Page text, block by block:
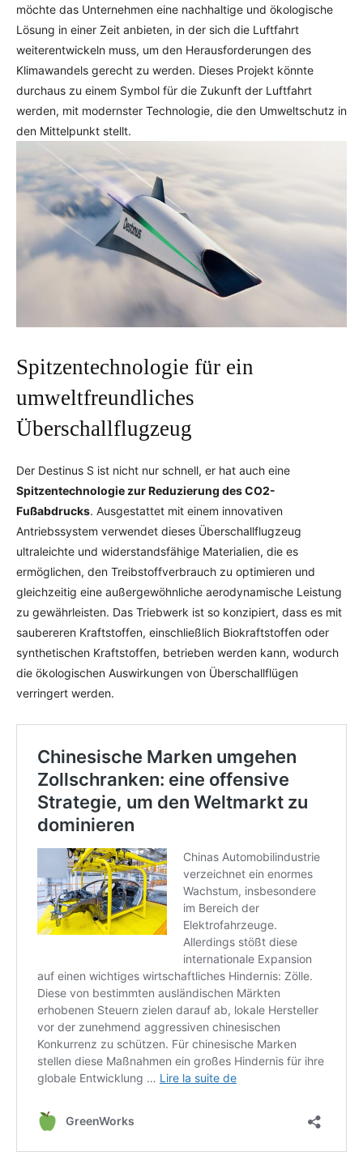
möchte das Unternehmen eine nachhaltige und ökologische
Lösung in einer Zeit anbieten, in der sich die Luftfahrt
weiterentwickeln muss, um den Herausforderungen des
Klimawandels gerecht zu werden. Dieses Projekt könnte
durchaus zu einem Symbol für die Zukunft der Luftfahrt
werden, mit modernster Technologie, die den Umweltschutz in
den Mittelpunkt stellt.
Spitzentechnologie für ein
umweltfreundliches
Überschallflugzeug
Der Destinus S ist nicht nur schnell, er hat auch eine
Spitzentechnologie zur Reduzierung des CO2-
Fußabdrucks. Ausgestattet mit einem innovativen
Antriebssystem verwendet dieses Überschallflugzeug
ultraleichte und widerstandsfähige Materialien, die es
ermöglichen, den Treibstoffverbrauch zu optimieren und
gleichzeitig eine außergewöhnliche aerodynamische Leistung
zu gewährleisten. Das Triebwerk ist so konzipiert, dass es mit
saubereren Kraftstoffen, einschließlich Biokraftstoffen oder
synthetischen Kraftstoffen, betrieben werden kann, wodurch
die ökologischen Auswirkungen von Überschallflügen
verringert werden.